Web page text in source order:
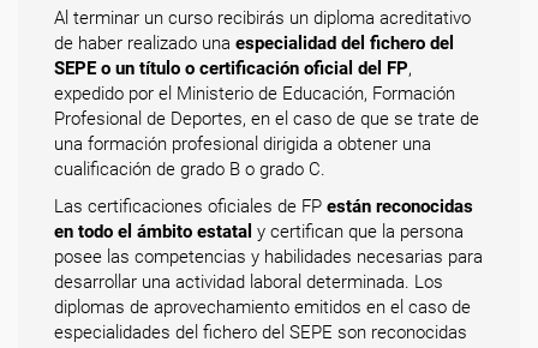
Al terminar un curso recibirás un diploma acreditativo
de haber realizado una especialidad del fichero del
SEPE o un título o certificación oficial del FP,
expedido por el Ministerio de Educación, Formación
Profesional de Deportes, en el caso de que se trate de
una formación profesional dirigida a obtener una
cualificación de grado B o grado C.
Las certificaciones oficiales de FP están reconocidas
en todo el ámbito estatal y certifican que la persona
posee las competencias y habilidades necesarias para
desarrollar una actividad laboral determinada. Los
diplomas de aprovechamiento emitidos en el caso de
especialidades del fichero del SEPE son reconocidas